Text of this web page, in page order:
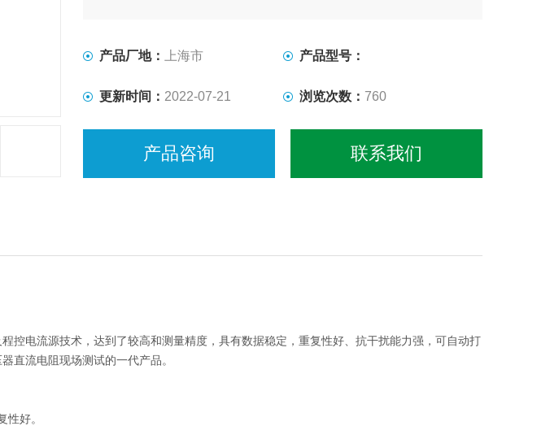
产品厂地： 上海市 产品型号：
更新时间： 2022-07-21 浏览次数： 760
产品咨询 联系我们
控电流源技术，达到了较高和测量精度，具有数据稳定，重复性好、抗干扰能力强，可自动打
直流电阻现场测试的一代产品。
好。